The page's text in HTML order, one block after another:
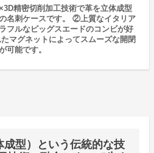
精密切削加工技術で革を立体成型
名刺ケースです。 ②上質なイタリア
フルなピッグスエードのコンビが好
マグネットによってスムーズな開閉
可能です。
型）という伝統的な技